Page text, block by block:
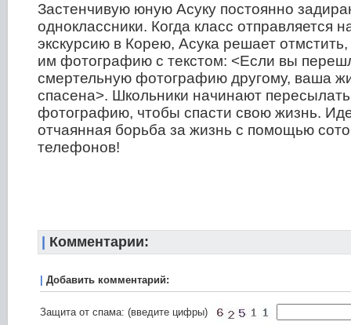
Застенчивую юную Асуку постоянно
одноклассники. Когда класс отправляется
экскурсию в Корею, Асука решает
им фотографию с текстом: <Если вы
смертельную фотографию другому, ваша
спасена>. Школьники начинают пересылать
фотографию, чтобы спасти свою жизнь.
отчаянная борьба за жизнь с помощью
телефонов!
Комментарии:
Добавить комментарий:
Защита от спама: (введите цифры)